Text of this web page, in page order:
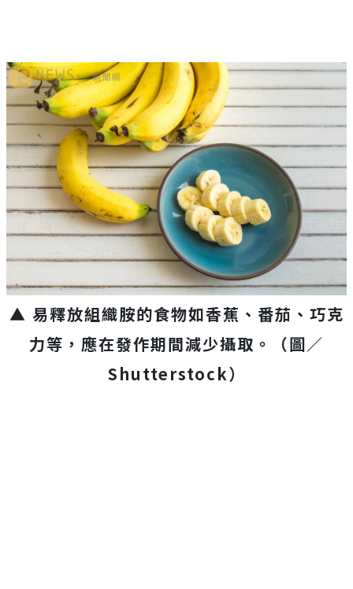
▲ 易釋放組織胺的食物如香蕉、番茄、巧克
力等，應在發作期間減少攝取。（圖／
Shutterstock）